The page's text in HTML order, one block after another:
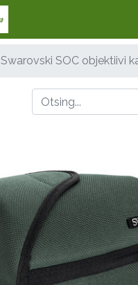
Swarovski SOC objektiivi